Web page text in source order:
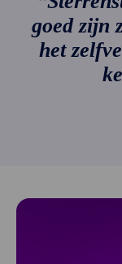
goed zijn
het